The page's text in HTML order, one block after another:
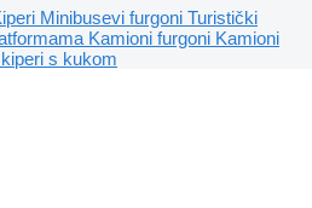
Minibusevi furgoni Turistički
Kamioni furgoni Kamioni
s kukom